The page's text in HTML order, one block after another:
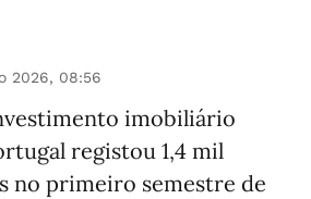
2026, 08:56
imobiliário
registou 1,4 mil
no primeiro semestre de